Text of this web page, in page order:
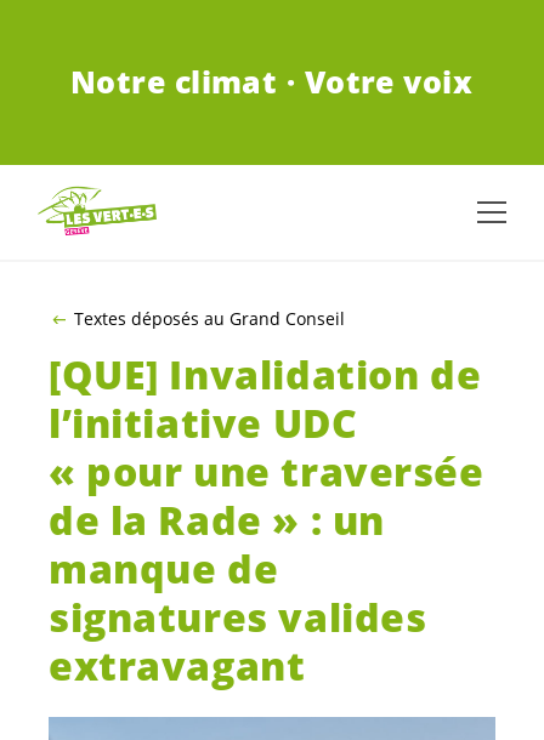
Notre climat · Votre voix
Textes déposés au Grand Conseil
[QUE] Invalidation de
l’initiative UDC
« pour une traversée
de la Rade » : un
manque de
signatures valides
extravagant